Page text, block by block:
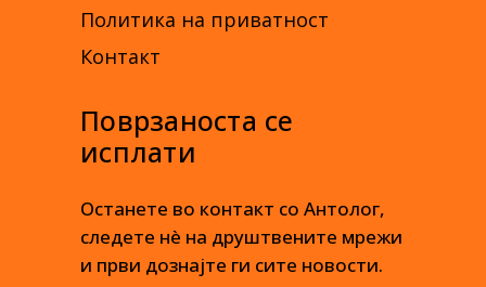
Политика на приватност
Контакт
Поврзаноста се
исплати
Останете во контакт со Антолог,
следете нè на друштвените мрежи
и први дознајте ги сите новости.